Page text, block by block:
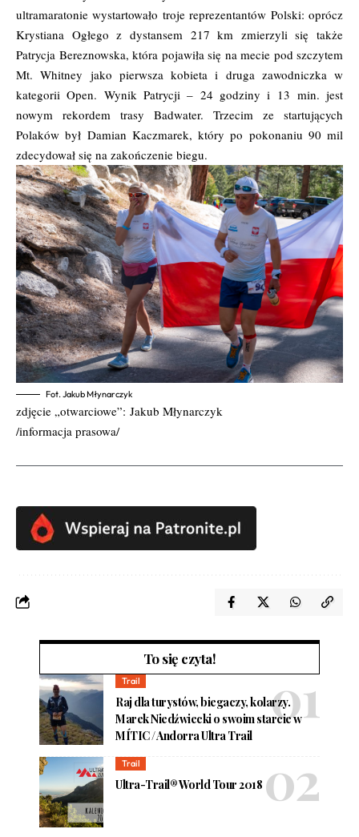
ultramaratonie wystartowało troje reprezentantów Polski: oprócz
Krystiana Ogłego z dystansem 217 km zmierzyli się także
Patrycja Bereznowska, która pojawiła się na mecie pod szczytem
Mt. Whitney jako pierwsza kobieta i druga zawodniczka w
kategorii Open. Wynik Patrycji – 24 godziny i 13 min. jest
nowym rekordem trasy Badwater. Trzecim ze startujących
Polaków był Damian Kaczmarek, który po pokonaniu 90 mil
zdecydował się na zakończenie biegu.
Fot. Jakub Młynarczyk
zdjęcie „otwarciowe”: Jakub Młynarczyk
/informacja prasowa/
To się czyta!
Trail
Raj dla turystów, biegaczy, kolarzy.
Marek Niedźwiecki o swoim starcie w
MÍTIC / Andorra Ultra Trail
Trail
Ultra-Trail® World Tour 2018